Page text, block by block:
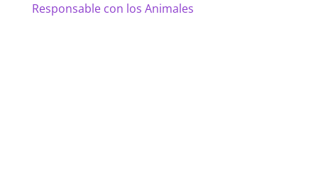
Responsable con los Animales